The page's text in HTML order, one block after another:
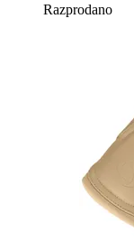
Razprodano